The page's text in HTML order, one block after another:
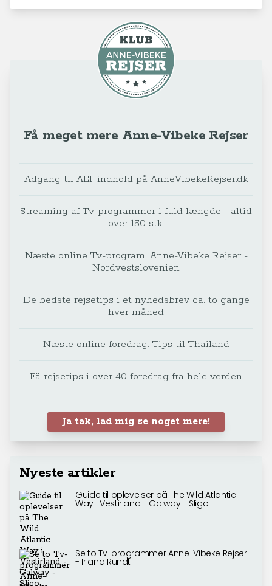
Få meget mere Anne-Vibeke Rejser
Adgang til ALT indhold på AnneVibekeRejser.dk
Streaming af Tv-programmer i fuld længde - altid
over 150 stk.
Næste online Tv-program: Anne-Vibeke Rejser -
Nordvestslovenien
De bedste rejsetips i et nyhedsbrev ca. to gange
hver måned
Næste online foredrag: Tips til Thailand
Få rejsetips i over 40 foredrag fra hele verden
Ja tak, lad mig se noget mere!
Nyeste artikler
Guide til oplevelser på The Wild Atlantic
Way i Vestirland - Galway - Sligo
Se to Tv-programmer Anne-Vibeke Rejser
- Irland Rundt